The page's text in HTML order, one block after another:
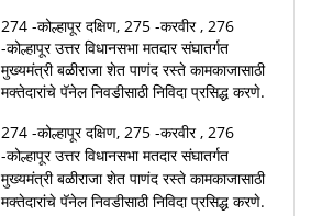
274 -कोल्हापूर दक्षिण, 275 -करवीर , 276
-कोल्हापूर उत्तर विधानसभा मतदार संघातर्गत
मुख्यमंत्री बळीराजा शेत पाणंद रस्ते कामकाजासाठी
मक्तेदारांचे पॅनेल निवडीसाठी निविदा प्रसिद्ध करणे.
274 -कोल्हापूर दक्षिण, 275 -करवीर , 276
-कोल्हापूर उत्तर विधानसभा मतदार संघातर्गत
मुख्यमंत्री बळीराजा शेत पाणंद रस्ते कामकाजासाठी
मक्तेदारांचे पॅनेल निवडीसाठी निविदा प्रसिद्ध करणे.